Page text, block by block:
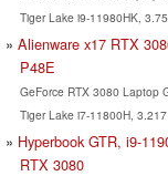
Tiger Lake i9-11980HK,
Alienware x17 RTX
P48E
GeForce RTX 3080 Laptop
Tiger Lake i7-11800H,
Hyperbook GTR, i9-
RTX 3080